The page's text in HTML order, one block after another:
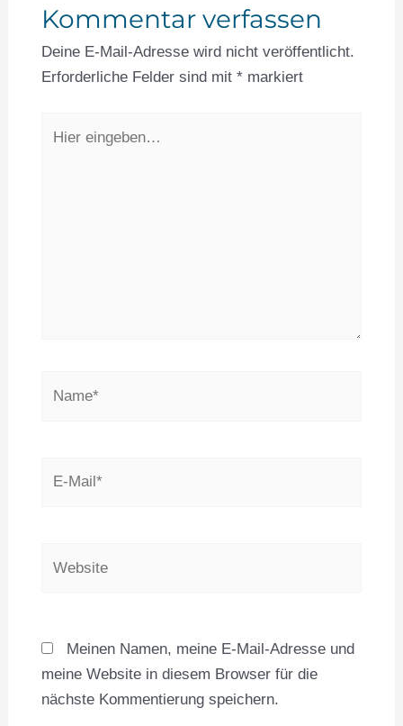
Kommentar verfassen
Deine E-Mail-Adresse wird nicht veröffentlicht.
Erforderliche Felder sind mit *markiert
eingeben…
Meinen Namen, meine E-Mail-Adresse und
meine Website in diesem Browser für die
nächste Kommentierung speichern.